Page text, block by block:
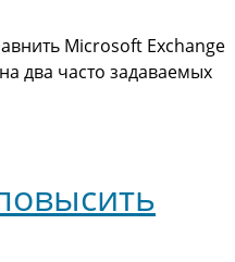
Microsoft Exchange
два часто задаваемых